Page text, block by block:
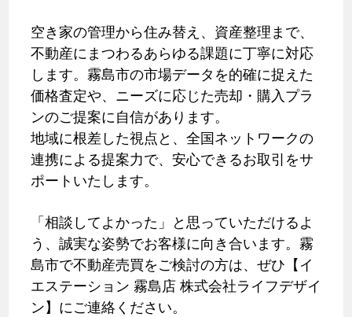
空き家の管理から住み替え、資産整理まで、
不動産にまつわるあらゆる課題に丁寧に対応
します。霧島市の市場データを的確に捉えた
価格査定や、ニーズに応じた売却・購入プラ
ンのご提案に自信があります。
地域に根差した視点と、全国ネットワークの
連携による提案力で、安心できるお取引をサ
ポートいたします。
「相談してよかった」と思っていただけるよ
う、誠実な姿勢でお客様に向き合います。霧
島市で不動産売買をご検討の方は、ぜひ【イ
エステーション 霧島店 株式会社ライフデザイ
ン】にご連絡ください。